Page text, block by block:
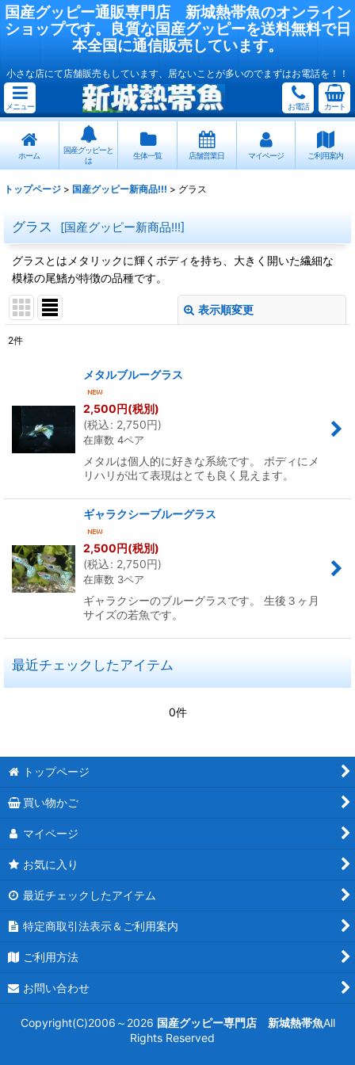
国産グッピー通販専門店 新城熱帯魚のオンライン
ショップです。良質な国産グッピーを送料無料で日
本全国に通信販売しています。
小さな店にて店舗販売もしています、居ないことが多いのでまずはお電話を！！
メニュー お電話 カート
ホーム
国産グッピーと
は
生体一覧 店舗営業日 マイページ ご利用案内
トップページ > 国産グッピー新商品!!! > グラス
グラス [国産グッピー新商品!!!]
グラスとはメタリックに輝くボディを持ち、大きく開いた繊細な
模様の尾鰭が特徴の品種です。
表示順変更
並び順:
絞り込む
2件
メタルブルーグラス
2,500円(税別)
(税込: 2,750円)
在庫数 4ペア
メタルは個人的に好きな系統です。 ボディにメ
リハリが出て表現はとても良く見えます。
ギャラクシーブルーグラス
2,500円(税別)
(税込: 2,750円)
在庫数 3ペア
ギャラクシーのブルーグラスです。 生後３ヶ月
サイズの若魚です。
最近チェックしたアイテム
0件
トップページ
買い物かご
マイページ
お気に入り
最近チェックしたアイテム
特定商取引法表示＆ご利用案内
ご利用方法
お問い合わせ
Copyright(C)2006～2026 国産グッピー専門店 新城熱帯魚All
Rights Reserved